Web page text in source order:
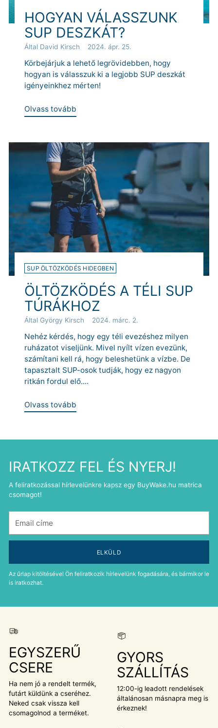
HOGYAN VÁLASSZUNK
SUP DESZKÁT?
Által David Kirsch 2024. ápr. 25.
Körbejárjuk a lehető legrövidebben, hogy
hogyan is válasszuk ki a legjobb SUP deszkát
igényeinkhez mérten!
Olvass tovább
SUP ÖLTÖZKÖDÉS HIDEGBEN
ÖLTÖZKÖDÉS A TÉLI SUP
TÚRÁKHOZ
Által György Kirsch 2024. márc. 2.
Nehéz kérdés, hogy egy téli evezéshez milyen
ruházatot viseljünk. Mivel nyílt vízen evezünk,
számítani kell rá, hogy beleshetünk a vízbe. De
tapasztalt SUP-osok tudják, hogy ez nagyon
ritkán fordul elő....
Olvass tovább
IRATKOZZ FEL ÉS NYERJ!
A feliratkozással hírlevelünkre kapsz egy BuyWake.hu matrica
csomagot!
címe
ELKÜLD
Az űrlap kitöltésével Ön feliratkozik hírlevelünk fogadására, és bármikor le
is iratkozhat.
EGYSZERŰ
CSERE
Ha nem jó a rendelt termék,
futárt küldünk a cseréhez.
Neked csak vissza kell
csomagolnod a terméket.
GYORS
SZÁLLÍTÁS
12:00-ig leadott rendelések
általánosan másnapra meg is
érkeznek!